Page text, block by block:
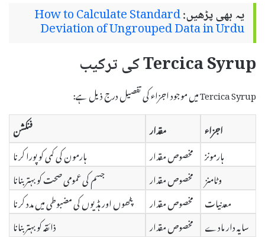
یہ بھی پڑھیں:How to Calculate Standard
Deviation of Ungrouped Data in Urdu
Tercica Syrup کی ترکیب
Tercica Syrup میں موجود اجزاء کی تفصیل درج ذیل ہے:
اجزاء
مقدار
فنکشن
ہارمونز مخصوص مقدار
ہارمون کی کمی کو پورا کرنا
وٹامنز مخصوص مقدار
جسم کی عمومی صحت کو بہتر بنانا
معدنیات مخصوص مقدار
پٹھوں اور ہڈیوں کی مضبوطی میں مدد کرنا
سایہ دار مادے مخصوص مقدار
ذائقہ کو بہتر بنانا